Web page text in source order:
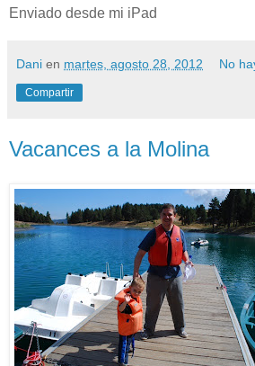
Enviado desde mi iPad
Dani en martes, agosto 28, 2012 No
Compartir
Vacances a la Molina